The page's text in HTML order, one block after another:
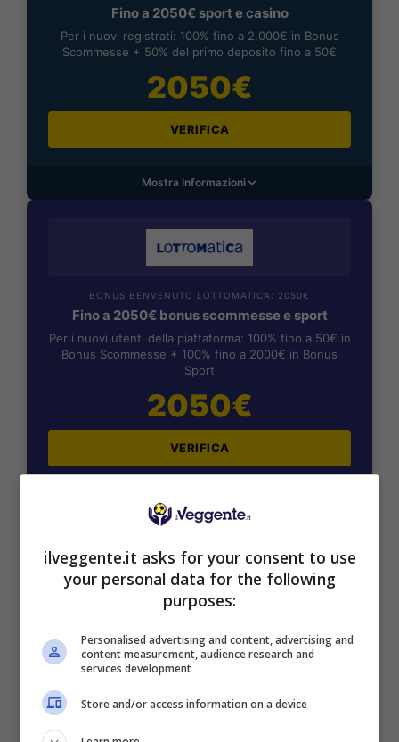
Fino a 2050€ sport e casino
Per i nuovi registrati: 100% fino a 2.000€ in Bonus
Scommesse + 50% del primo deposito fino a 50€
2050€
VERIFICA
Mostra Informazioni
BONUS BENVENUTO LOTTOMATICA: 2050€
Fino a 2050€ bonus scommesse e sport
Per i nuovi utenti della piattaforma: 100% fino a 50€ in
Bonus Scommesse + 100% fino a 2000€ in Bonus
Sport
2050€
VERIFICA
Mostra Informazioni
SNAI
50% sul deposito fino a 50€
1000€
ilveggente.it asks for your consent to use
your personal data for the following
purposes:
Personalised advertising and content, advertising and
content measurement, audience research and
services development
Store and/or access information on a device